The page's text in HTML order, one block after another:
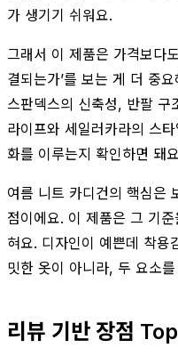
가 생기기 쉬워요.
그래서 이 제품은 가격보다
결되는가’를 보는 게 더 중
스판덱스의 신축성, 반팔 구
라이프와 세일러카라의 스
화를 이루는지 확인하면 돼
여름 니트 카디건의 핵심은
점이에요. 이 제품은 그 기
혀요. 디자인이 예쁜데 착용
밋한 옷이 아니라, 두 요소
리뷰 기반 장점